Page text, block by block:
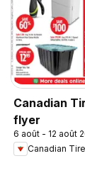
Canadian
flyer
6 août - 12 août
Canadian Tire